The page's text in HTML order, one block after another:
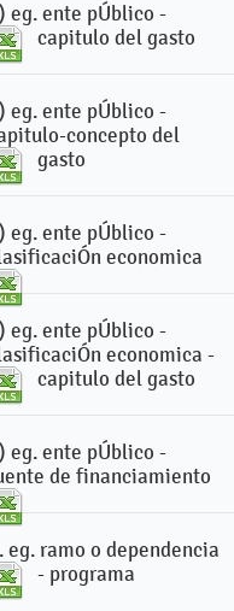
eg. ente pÚblico -
capitulo del gasto
eg. ente pÚblico -
concepto del
gasto
eg. ente pÚblico -
economica
eg. ente pÚblico -
economica -
capitulo del gasto
eg. ente pÚblico -
de financiamiento
eg. ramo o dependencia
- programa